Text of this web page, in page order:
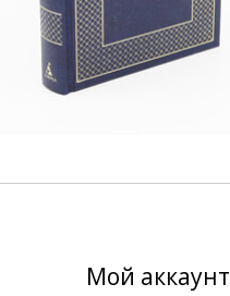
Мой аккаунт